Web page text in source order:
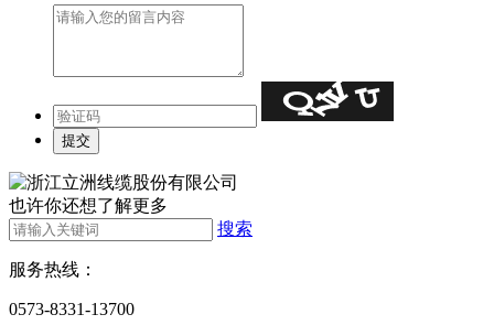
也许你还想了解更多
搜索
服务热线：
0573-8331-13700